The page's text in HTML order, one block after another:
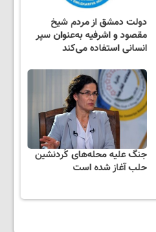
دولت دمشق از مردم شیخ
مقصود و اشرفیه به‌عنوان سپر
انسانی استفاده می‌کند
جنگ علیه محله‌های کُردنشین
حلب آغاز شده است